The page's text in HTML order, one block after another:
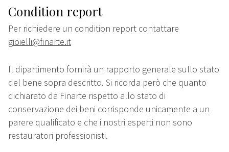
Condition report
Per richiedere un condition report contattare
gioielli@finarte.it
Il dipartimento fornirà un rapporto generale sullo stato
del bene sopra descritto. Si ricorda però che quanto
dichiarato da Finarte rispetto allo stato di
conservazione dei beni corrisponde unicamente a un
parere qualificato e che i nostri esperti non sono
restauratori professionisti.